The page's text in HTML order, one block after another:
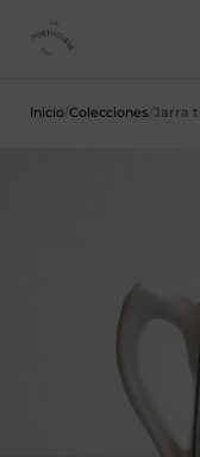
Inicio/Colecciones/Jarra